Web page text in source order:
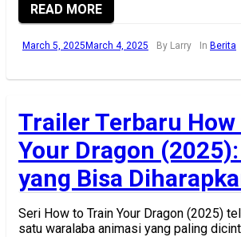
READ MORE
March 5, 2025March 4, 2025 By Larry In Berita
Trailer Terbaru
Your Dragon
yang Bisa
Seri How to Train Your Dragon (2025)
satu waralaba animasi yang paling